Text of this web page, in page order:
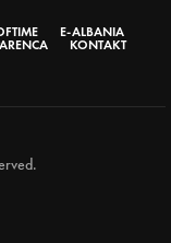
E-ALBANIA
KONTAKT